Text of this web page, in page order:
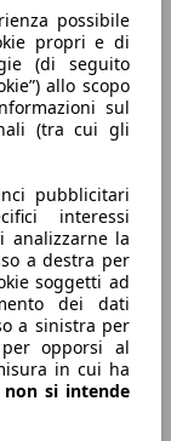
possibile
propri e di
(di seguito
allo scopo
sul
(tra cui gli
pubblicitari
interessi
analizzarne la
a destra per
soggetti ad
dei dati
a sinistra per
opporsi al
in cui ha
non si intende